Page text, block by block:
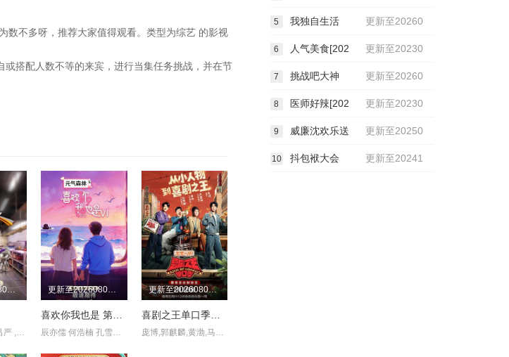
数不多呀，推荐大家值得观看。类型为综艺 的影视
搭配人数不等的来宾，进行当集任务挑战，并在节
更新至20260806期
黄渤 , 何浩楠 , 吕严 , 马頔 , 王祖蓝 , 杨超越 , 岳云鹏 , 张柏芝
更新至20260806期
喜欢你我也是 第六季
辰亦儒 何浩楠 孔雪儿 美娜 王一珩 张馨予
更新至20260806期
喜剧之王单口季第三季
庞博,郭麒麟,黄渤,马思纯
更新至20260
5 我独自生活
更新至20230
6 人气美食[202
更新至20260
7 挑战吧大神
更新至20230
8 医师好辣[202
更新至20250
9 威廉沈欢乐送
更新至20241
10 抖包袱大会